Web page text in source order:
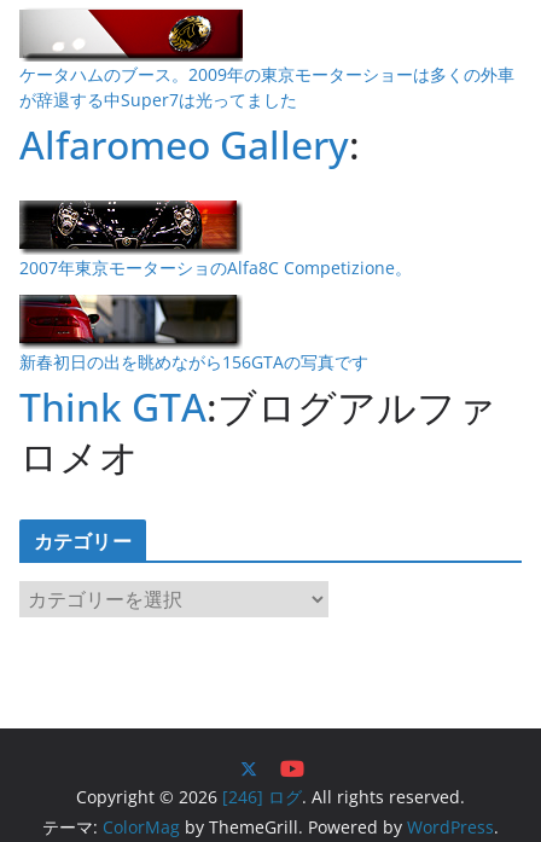
ケータハムのブース。2009年の東京モーターショーは多くの外車
が辞退する中Super7は光ってました
Alfaromeo Gallery:
2007年東京モーターショのAlfa8C Competizione。
新春初日の出を眺めながら156GTAの写真です
Think GTA:ブログアルファ
ロメオ
カテゴリー
カ
テ
Copyright © 2026 [246] ログ. All rights reserved.
テーマ: ColorMag by ThemeGrill. Powered by WordPress.